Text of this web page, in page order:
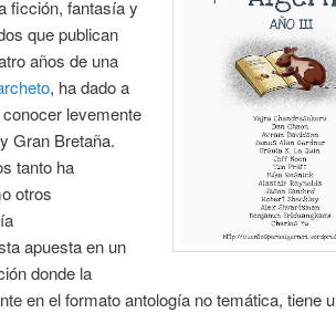
ficción, fantasía y
que publican
años de una
, ha dado a
levemente
Gran Bretaña.
tanto ha
otros
apuesta en un
donde la
en el formato antología no temática, tiene